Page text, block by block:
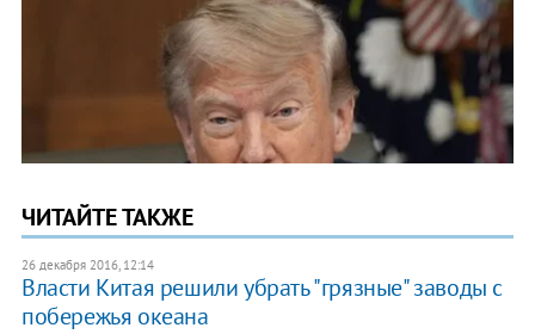
ЧИТАЙТЕ ТАКЖЕ
26 декабря 2016, 12:14
Власти Китая решили убрать "грязные" заводы с
побережья океана